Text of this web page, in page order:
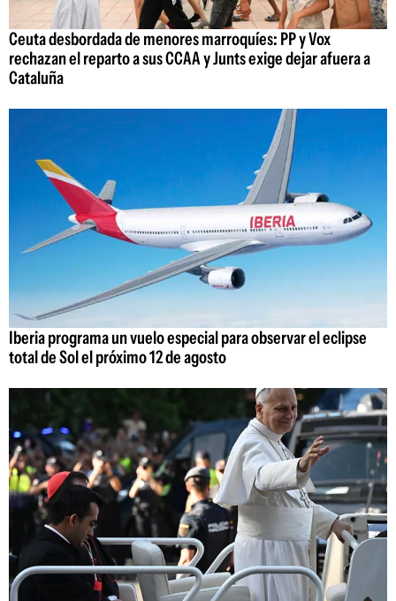
Ceuta desbordada de menores marroquíes: PP y Vox
rechazan el reparto a sus CCAA y Junts exige dejar afuera a
Cataluña
Iberia programa un vuelo especial para observar el eclipse
total de Sol el próximo 12 de agosto